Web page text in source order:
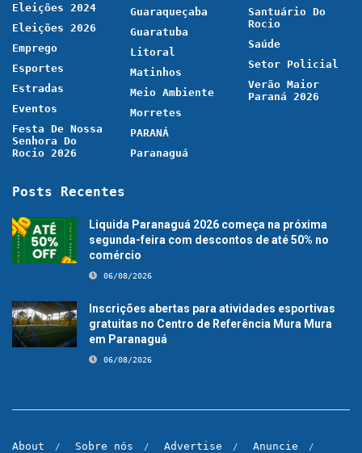
Eleições 2024
Eleições 2026
Emprego
Esportes
Estradas
Eventos
Festa De Nossa
Senhora Do
Rocio 2026
Guaraqueçaba
Guaratuba
Litoral
Matinhos
Meio Ambiente
Morretes
PARANÁ
Paranaguá
Santuário Do
Rocio
Saúde
Setor Policial
Verão Maior
Paraná 2026
Posts Recentes
Liquida Paranaguá 2026 começa na próxima
segunda-feira com descontos de até 50% no
comércio
06/08/2026
Inscrições abertas para atividades esportivas
gratuitas no Centro de Referência Mura Mura
em Paranaguá
06/08/2026
About Sobre nós Advertise Anuncie